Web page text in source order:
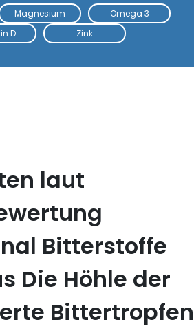
Magnesium
Omega 3
D Zink
laut
Bitterstoffe
Die Höhle der
Bittertropfen